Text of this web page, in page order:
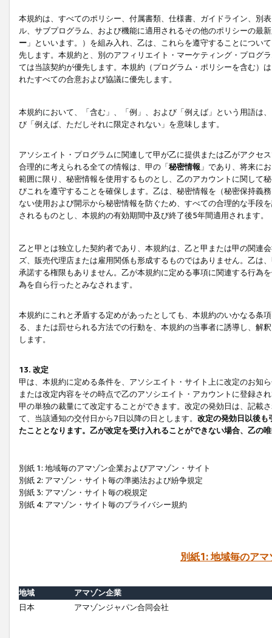
本規約は、すべてのポリシー、付属書類、仕様書、ガイドライン、別
ル、サブプログラム、および機能に適用されるその他のポリシーの最
ー 」といいます。）を組み入れ、乙は、これらを遵守することにつ
先します。本規約と、別のアフィリエイト・マーケティング・プログ
ては当該契約が優先します。本規約（プログラム・ポリシーを含む）
れたすべての合意および協議に優先します。
本規約において、「含む」、「例」、および「例えば」という用語は
び「例えば、ただしそれに限定されない」を意味します。
アソシエイト・プログラムに関連して甲が乙に提供または乙がアクセ
合理的に考えられる全ての情報は、甲の「秘密情報 」であり、将来に
範囲に限り、秘密情報を使用するものとし、乙のアカウントに関して
びこれを遵守することを確保します。乙は、秘密情報を（秘密保持義
ない使用および開示から秘密情報を防ぐため、すべての合理的な手段
されるものとし、本規約の有効期間中及び終了後5年間適用されます。
乙と甲とは独立した契約者であり、本規約は、乙と甲または甲の関連
ズ、販売代理店または雇用関係も形成するものではありません。乙は
承諾する権限もありません。乙が本規約に定める事項に関連する行為
為を自ら行ったとみなされます。
本規約にこれと矛盾する定めがあったとしても、本規約のいかなる条
る、または罰せられる方法での行動を、本規約の当事者に誘導し、解
します。
13. 改定
甲は、本規約に定める条件を、アソシエイト・サイト上に改定のお知
または改定内容をその時点で乙のアソシエイト・アカウントに登録さ
甲の単独の裁量にて改定することができます。改定の発効日は、記載
て、当該通知の交付日から7日以降の日とします。 改定の発効日以後も
たこととなります。乙が改定を受け入れることができない場合、乙の
別紙 1: 地域毎のアマゾン企業およびアマゾン・サイト
別紙 2: アマゾン・サイト毎の準拠法および紛争規定
別紙 3: アマゾン・サイト毎の税規定
別紙 4: アマゾン・サイト毎のプライバシー規約
別紙1: 地域毎のア
地域
アマゾン企業
日本
アマゾンジャパン合同会社